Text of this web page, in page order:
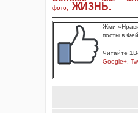
фото, ЖИЗНЬ.
Жми
посты в
Читайте
Google+